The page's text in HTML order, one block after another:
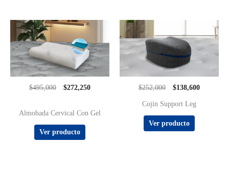
$495,000 $272,250
Valorado con
5.00
Almohada Cervical Con Gel
Ver producto
$252,000 $138,600
Cojin Support Leg
Ver producto